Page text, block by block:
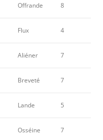
Offrande 8
Flux 4
Aliéner 7
Breveté 7
Lande 5
Osséine 7